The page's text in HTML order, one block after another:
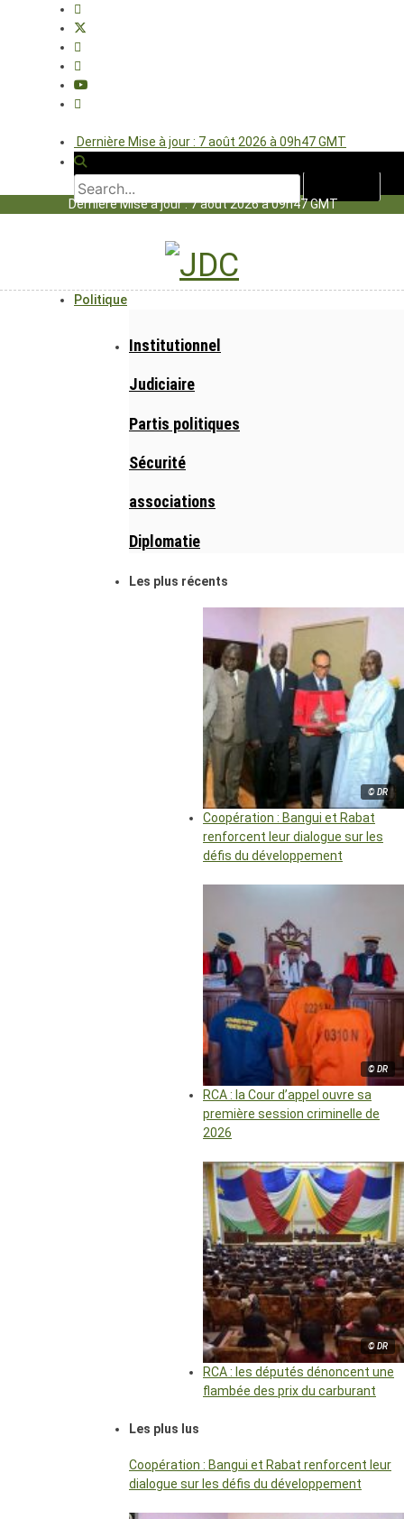
Dernière Mise à jour : 7 août 2026 à 09h47 GMT
Dernière Mise à jour : 7 août 2026 à 09h47 GMT
Politique
Institutionnel
Judiciaire
Partis politiques
Sécurité
associations
Diplomatie
Les plus récents
© DR
Coopération : Bangui et Rabat
renforcent leur dialogue sur les
défis du développement
© DR
RCA : la Cour d’appel ouvre sa
première session criminelle de
2026
© DR
RCA : les députés dénoncent une
flambée des prix du carburant
Les plus lus
Coopération : Bangui et Rabat renforcent leur
dialogue sur les défis du développement